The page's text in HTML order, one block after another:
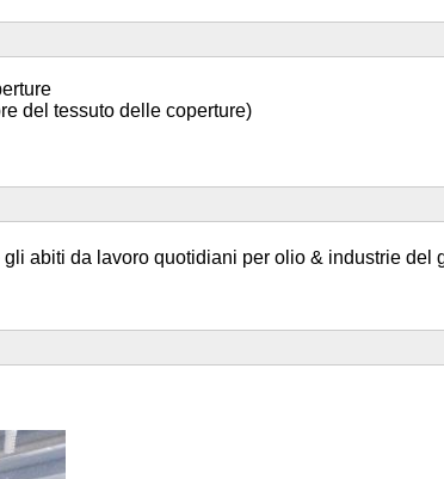
del tessuto delle coperture)
abiti da lavoro quotidiani per olio & industrie del